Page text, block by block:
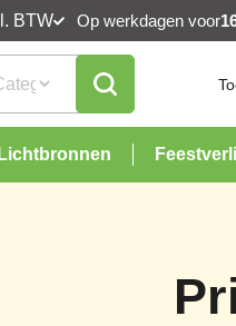
BTW Op werkdagen voor
Lichtbronnen